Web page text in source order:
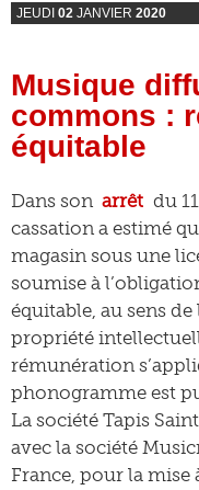
JEUDI 02 JANVIER 2020
Musique
commons :
équitable
Dans son arrêt du
cassation a estimé
magasin sous une
soumise à
équitable, au sens
propriété
rémunération
phonogramme est
La société Tapis
avec la société
France, pour la